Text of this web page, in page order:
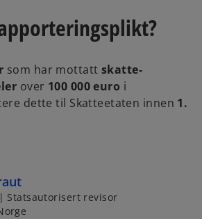
som har mottatt skatte-
over 100 000 euro i
dette til Skatteetaten innen 1.
Statsautorisert revisor